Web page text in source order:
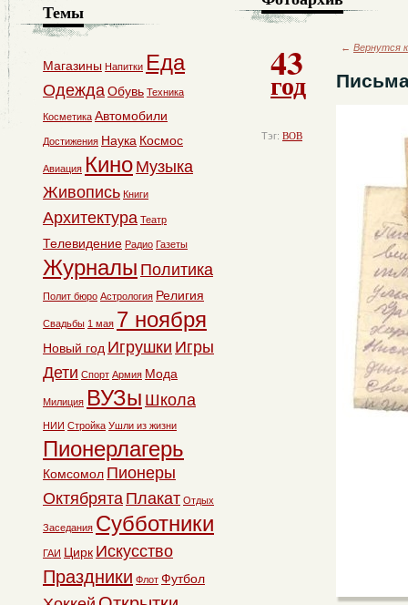
43
год
Тэг: ВОВ
← Вернутся
Темы
Магазины Напитки Еда
ОдеждаОбувь Техника
Косметика Автомобили
Достижения Наука Космос
Авиация Кино Музыка
Живопись Книги
Архитектура Театр
Телевидение Радио Газеты
Журналы Политика
Полит бюро Астрология Религия
Свадьбы 1 мая 7 ноября
Новый год Игрушки Игры
Дети Спорт Армия Мода
Милиция ВУЗы Школа
НИИ Стройка Ушли из жизни
Пионерлагерь
Комсомол Пионеры
Октябрята Плакат Отдых
Заседания Субботники
ГАИ Цирк Искусство
Праздники Флот Футбол